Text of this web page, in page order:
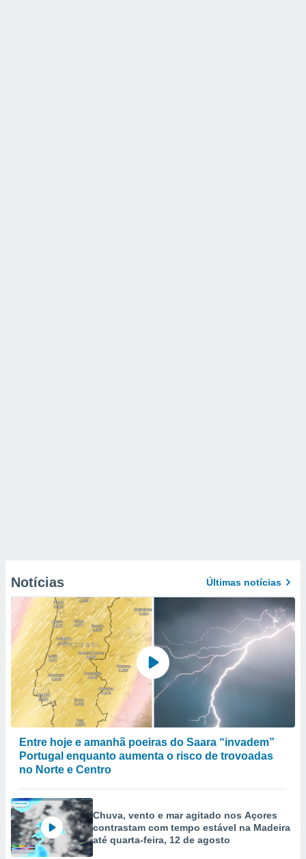
Notícias Últimas notícias
Entre hoje e amanhã poeiras do Saara “invadem”
Portugal enquanto aumenta o risco de trovoadas
no Norte e Centro
Chuva, vento e mar agitado nos Açores
contrastam com tempo estável na Madeira
até quarta-feira, 12 de agosto